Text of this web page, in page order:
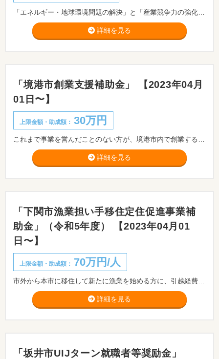
詳細を見る
「境港市創業支援補助金」 【2023年04月
01日〜】
上限金額・助成額： 30万円
詳細を見る
「下関市漁業担い手移住定住促進事業補
助金」（令和5年度） 【2023年04月01
日〜】
上限金額・助成額： 70万円/人
詳細を見る
「坂井市UIJターン就職者等奨励金」